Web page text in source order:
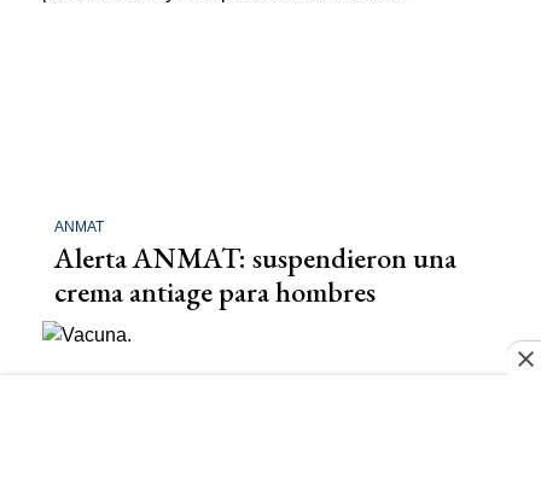
ANMAT
Alerta ANMAT: suspendieron una
crema antiage para hombres